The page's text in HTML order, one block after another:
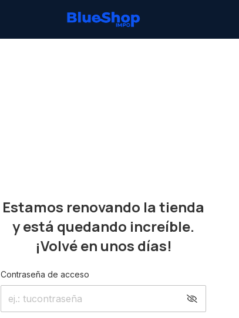
Estamos renovando la tienda
y está quedando increíble.
¡Volvé en unos días!
Contraseña de acceso